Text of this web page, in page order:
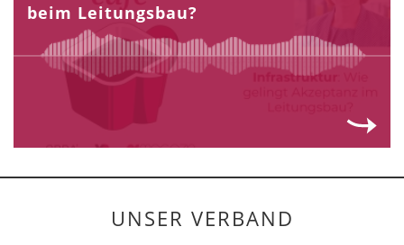
beim Leitungsbau?
UNSER VERBAND